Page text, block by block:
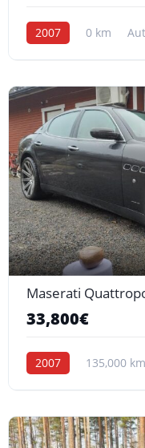
2007 0 km
Maserati
33,800€
2007 135,000 km